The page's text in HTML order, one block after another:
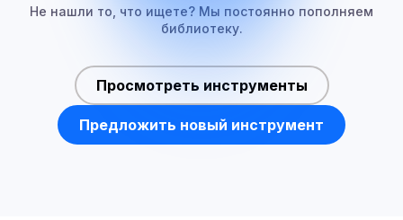
Не нашли то, что ищете? Мы постоянно пополняем
библиотеку.
Просмотреть инструменты
Предложить новый инструмент